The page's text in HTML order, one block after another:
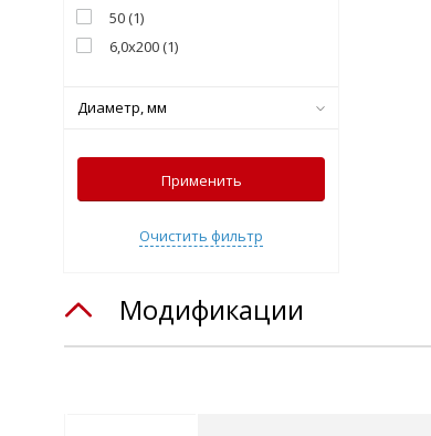
50 (1)
6,0х200 (1)
Диаметр, мм
Применить
Очистить фильтр
Модификации